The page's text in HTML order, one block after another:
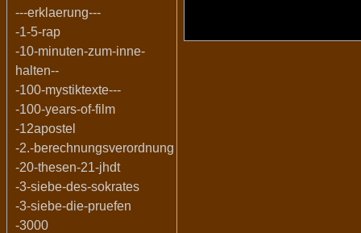
---erklaerung---
-1-5-rap
-10-minuten-zum-inne-
halten--
-100-mystiktexte---
-100-years-of-film
-12apostel
-2.-berechnungsverordnung
-20-thesen-21-jhdt
-3-siebe-des-sokrates
-3-siebe-die-pruefen
-3000